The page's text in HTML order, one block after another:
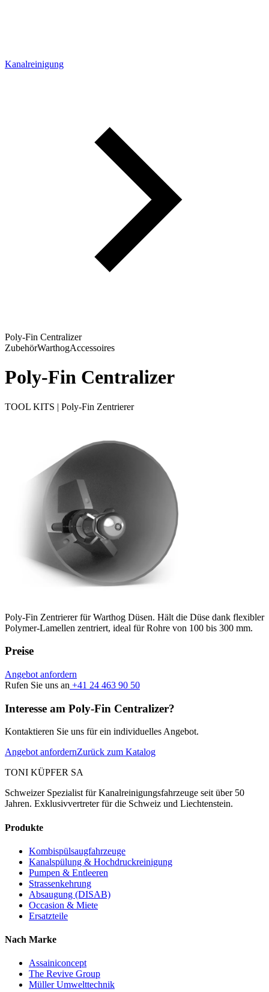
Kanalreinigung
Poly-Fin Centralizer
ZubehörWarthogAccessoires
Poly-Fin Centralizer
TOOL KITS | Poly-Fin Zentrierer
Poly-Fin Zentrierer für Warthog Düsen. Hält die Düse dank flexibler
Polymer-Lamellen zentriert, ideal für Rohre von 100 bis 300 mm.
Preise
Angebot anfordern
Rufen Sie uns an +41 24 463 90 50
Interesse am Poly-Fin Centralizer?
Kontaktieren Sie uns für ein individuelles Angebot.
Angebot anfordernZurück zum Katalog
TONI KÜPFER SA
Schweizer Spezialist für Kanalreinigungsfahrzeuge seit über 50
Jahren. Exklusivvertreter für die Schweiz und Liechtenstein.
Produkte
Kombispülsaugfahrzeuge
Kanalspülung & Hochdruckreinigung
Pumpen & Entleeren
Strassenkehrung
Absaugung (DISAB)
Occasion & Miete
Ersatzteile
Nach Marke
Assainiconcept
The Revive Group
Müller Umwelttechnik